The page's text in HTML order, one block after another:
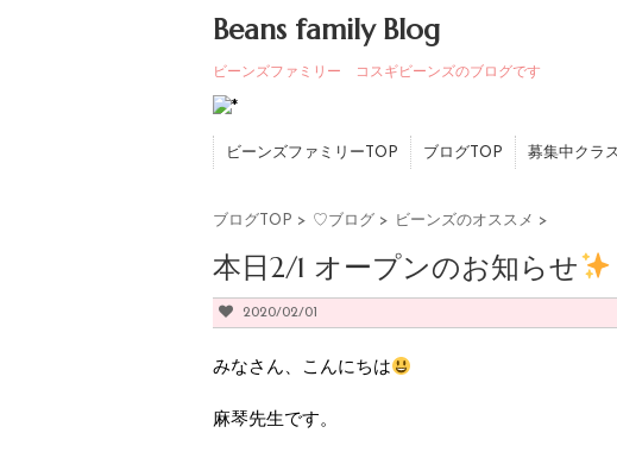
Beans family Blog
ビーンズファミリー コスギビーンズのブログです
ビーンズファミリーTOP ブログTOP 募集中クラ
ブログTOP > ♡ブログ > ビーンズのオススメ >
本日2/1 オープンのお知らせ
2020/02/01
みなさん、こんにちは
麻琴先生です。